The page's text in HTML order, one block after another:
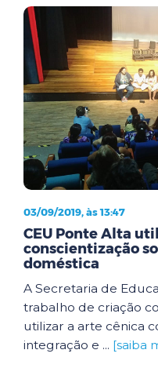
03/09/2019, às 13:47
CEU Ponte Alta
conscientização
doméstica
A Secretaria de
trabalho de criação
utilizar a arte cênica
integração e ... [saiba